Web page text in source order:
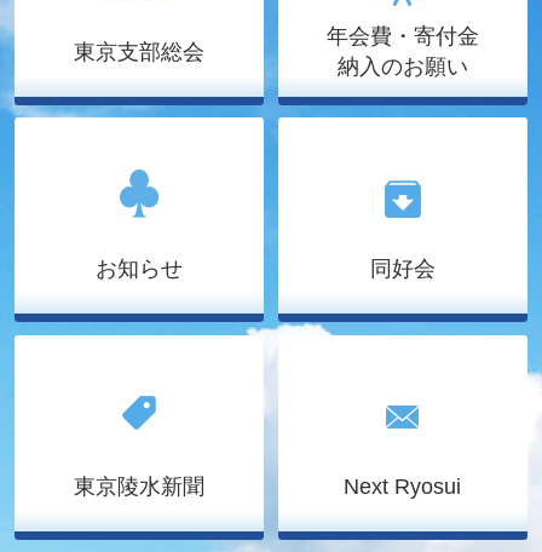
東京支部総会
年会費・寄付金
納入のお願い
お知らせ 同好会
東京陵水新聞 Next Ryosui